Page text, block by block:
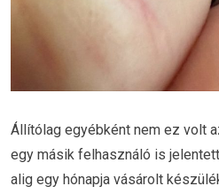
Állítólag egyébként nem ez volt
egy másik felhasználó is
alig egy hónapja vásárolt